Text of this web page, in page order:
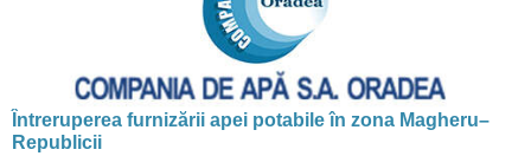
Întreruperea furnizării apei potabile în zona Magheru–
Republicii